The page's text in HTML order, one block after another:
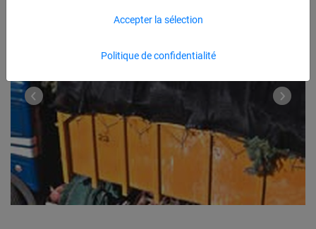
Politique de confidentialité
Accepter la sélection